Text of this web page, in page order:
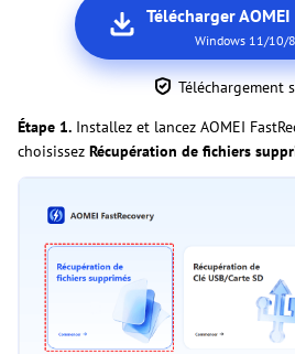
Télécharger
Windows 11/10/
Téléchargement
Étape 1. Installez et lancez AOMEI
choisissez Récupération de fichiers